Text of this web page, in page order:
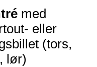
med
eller
(tors,
lør)